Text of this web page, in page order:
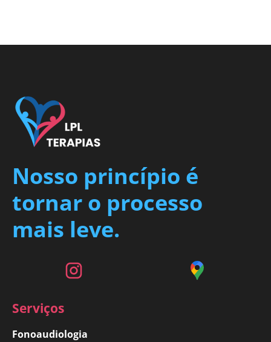
Nosso princípio é
tornar o processo
mais leve.
Serviços
Fonoaudiologia